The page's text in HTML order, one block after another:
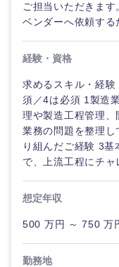
近畿地方
滋賀県
ご担当いただきま
ベンダーへ依頼する
経験・資格
求めるスキル・経
須／4は必須 1製造
理や製造工程管理
業務の問題を整理
り組んだご経験 3基
で、上流工程にチャ
想定年収
500 万円 ～ 750 万
勤務地